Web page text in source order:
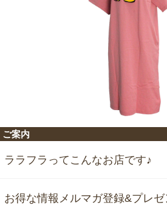
ご案内
ララフラってこんなお店です♪
お得な情報メルマガ登録&プレゼ